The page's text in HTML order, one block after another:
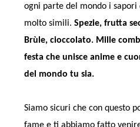
ogni parte del mondo i sapori
molto simili. Spezie, frutta
Brùle, cioccolato. Mille
festa che unisce anime e
del mondo tu sia.
Siamo sicuri che con questo